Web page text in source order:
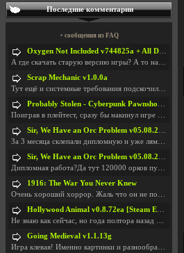
Последние комментарии
+ сообщения из FAQ
Oxygen Not Included v744825a + All DLC
А где скачать старую версию игры? А то на новой но
Scrap Mechanic v1.0.0a
Тут ещё и системные требования подскочили. Если не
Probably Stolen - Cyberpunk Pawnshop Simulator v048c [Playtest]
Поиграв в плейтест, сразу бы накинул игре наивысши
Sir, We Have an Orc Problem v05.08.2026
За 3 месяца склепали дипломную и уже лям двести ба
Sir, We Have an Orc Problem v05.08.2026
Дипломная работа?Да тут 120000 орков путь выбирают
1916: The War You Never Knew
Очень хороший хоррор. Жаль что он не получил должн
Hollywood Animal v0.8.72ea [Steam Early Access]
Не знаю как сейчас, но года полтора назад игра был
Going Medieval v1.1.13g
Игра клевая! Именно картинки и разнообразия в стро